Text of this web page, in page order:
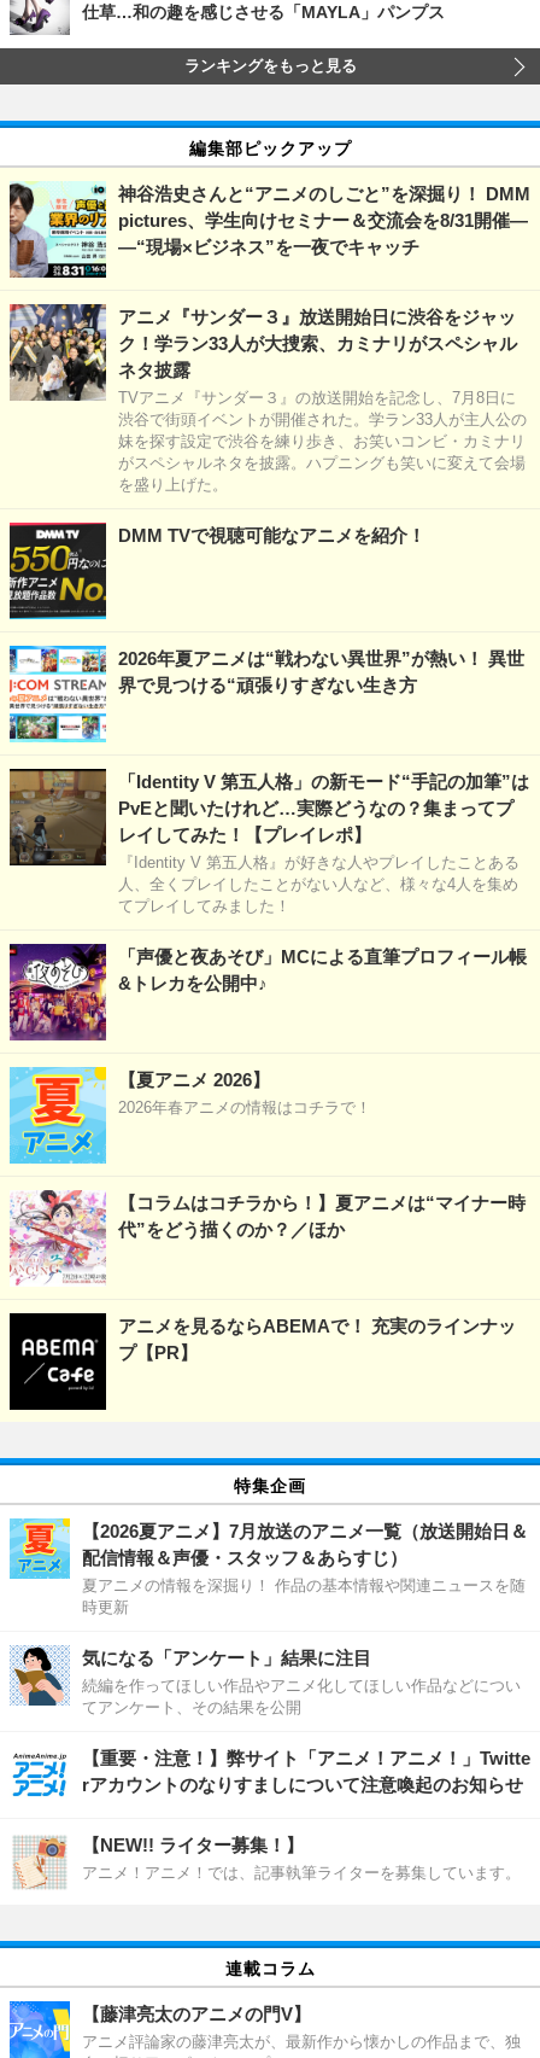
仕草…和の趣を感じさせる「MAYLA」パンプス
ランキングをもっと見る
編集部ピックアップ
神谷浩史さんと“アニメのしごと”を深掘り！ DMM
pictures、学生向けセミナー＆交流会を8/31開催―
―“現場×ビジネス”を一夜でキャッチ
アニメ『サンダー３』放送開始日に渋谷をジャッ
ク！学ラン33人が大捜索、カミナリがスペシャル
ネタ披露
TVアニメ『サンダー３』の放送開始を記念し、7月8日に
渋谷で街頭イベントが開催された。学ラン33人が主人公の
妹を探す設定で渋谷を練り歩き、お笑いコンビ・カミナリ
がスペシャルネタを披露。ハプニングも笑いに変えて会場
を盛り上げた。
DMM TVで視聴可能なアニメを紹介！
2026年夏アニメは“戦わない異世界”が熱い！ 異世
界で見つける“頑張りすぎない生き方
「Identity V 第五人格」の新モード“手記の加筆”は
PvEと聞いたけれど…実際どうなの？集まってプ
レイしてみた！【プレイレポ】
『Identity V 第五人格』が好きな人やプレイしたことある
人、全くプレイしたことがない人など、様々な4人を集め
てプレイしてみました！
「声優と夜あそび」MCによる直筆プロフィール帳
&トレカを公開中♪
【夏アニメ 2026】
2026年春アニメの情報はコチラで！
【コラムはコチラから！】夏アニメは“マイナー時
代”をどう描くのか？／ほか
アニメを見るならABEMAで！ 充実のラインナッ
プ【PR】
特集企画
【2026夏アニメ】7月放送のアニメ一覧（放送開始日＆
配信情報＆声優・スタッフ＆あらすじ）
夏アニメの情報を深掘り！ 作品の基本情報や関連ニュースを随
時更新
気になる「アンケート」結果に注目
続編を作ってほしい作品やアニメ化してほしい作品などについ
てアンケート、その結果を公開
【重要・注意！】弊サイト「アニメ！アニメ！」Twitte
rアカウントのなりすましについて注意喚起のお知らせ
【NEW!! ライター募集！】
アニメ！アニメ！では、記事執筆ライターを募集しています。
連載コラム
【藤津亮太のアニメの門V】
アニメ評論家の藤津亮太が、最新作から懐かしの作品まで、独